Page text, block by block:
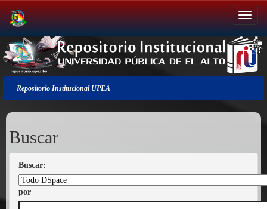
Salir
de
la
navegación
Repositorio Institucional UPEA
Buscar
Buscar:
por